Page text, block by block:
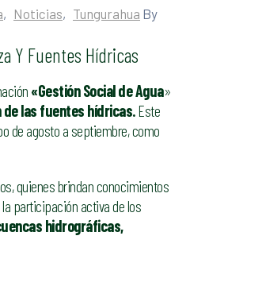
‚ Noticias‚ Tungurahua By
Y Fuentes Hídricas
«Gestión Social de Agua»
las fuentes hídricas.Este
de agosto a septiembre, como
quienes brindan conocimientos
participación activa de los
hidrográficas,